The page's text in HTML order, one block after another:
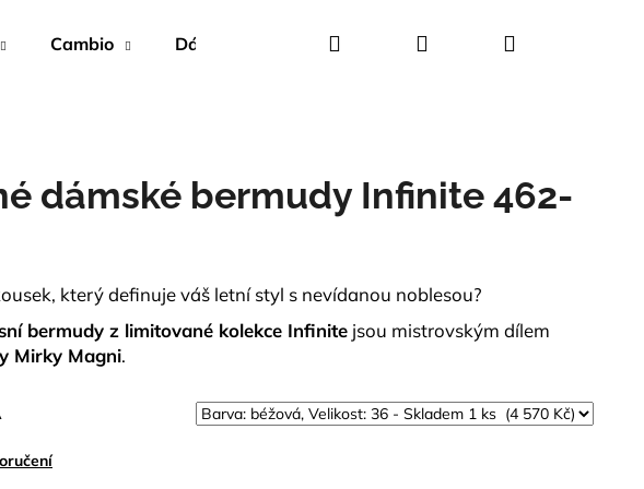
Cambio Dárkové poukazy Creenstone
Hledat PřihlášeníNákupní
dámské bermudy Infinite 462-
který definuje váš letní styl s nevídanou noblesou?
bermudy z limitované kolekce Infinite jsou mistrovským dílem
Mirky Magni.